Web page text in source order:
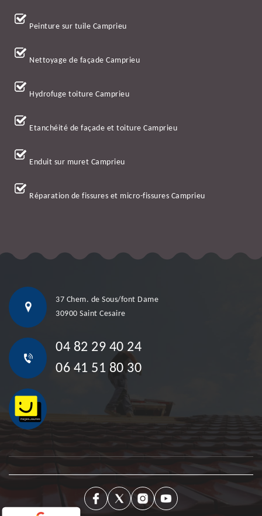
Peinture sur tuile Camprieu
Nettoyage de façade Camprieu
Hydrofuge toiture Camprieu
Etanchéité de façade et toiture Camprieu
Enduit sur muret Camprieu
Réparation de fissures et micro-fissures Camprieu
37 Chem. de Sous/font Dame
30900 Saint Cesaire
04 82 29 40 24
06 41 51 80 30